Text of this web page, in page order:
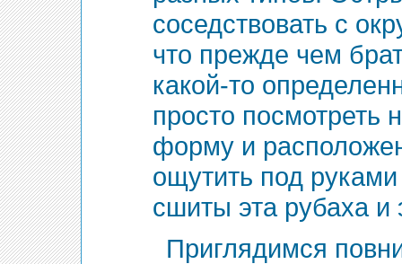
соседствовать с
что прежде чем
какой-то
просто посмотреть
форму и
ощутить под
сшиты эта рубаха и
Приглядимся